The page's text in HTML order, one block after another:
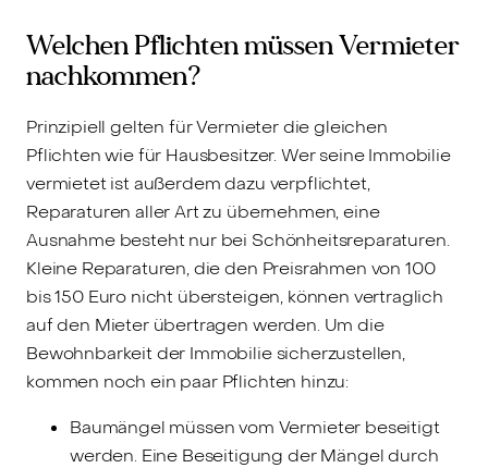
Welchen Pflichten müssen Vermieter
nachkommen?
Prinzipiell gelten für Vermieter die gleichen
Pflichten wie für Hausbesitzer. Wer seine Immobilie
vermietet ist außerdem dazu verpflichtet,
Reparaturen aller Art zu übernehmen, eine
Ausnahme besteht nur bei Schönheitsreparaturen.
Kleine Reparaturen, die den Preisrahmen von 100
bis 150 Euro nicht übersteigen, können vertraglich
auf den Mieter übertragen werden. Um die
Bewohnbarkeit der Immobilie sicherzustellen,
kommen noch ein paar Pflichten hinzu:
Baumängel müssen vom Vermieter beseitigt
werden. Eine Beseitigung der Mängel durch